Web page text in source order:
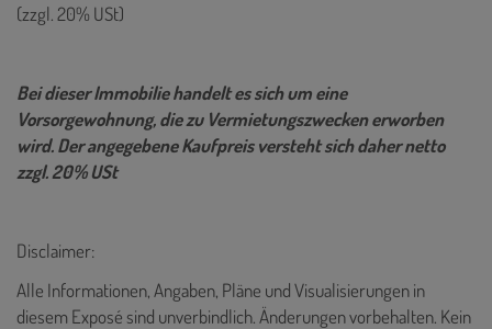
(zzgl. 20% USt)
Bei dieser Immobilie handelt es sich um eine
Vorsorgewohnung, die zu Vermietungszwecken erworben
wird. Der angegebene Kaufpreis versteht sich daher netto
zzgl. 20% USt
Disclaimer:
Alle Informationen, Angaben, Pläne und Visualisierungen in
diesem Exposé sind unverbindlich. Änderungen vorbehalten. Kein